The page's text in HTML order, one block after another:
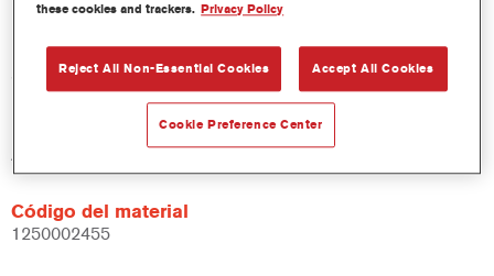
Product Variant
Referencia del artículo
AK350 5.00 LI
Código del material
1250002455
these cookies and trackers. Privacy Policy
Reject All Non-Essential Cookies Accept All Cookies
Cookie Preference Center